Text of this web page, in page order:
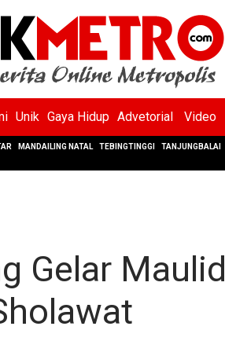
Unik Gaya Hidup Advetorial Video
MANDAILING NATAL TEBINGTINGGI TANJUNGBALAI
Gelar Maulid